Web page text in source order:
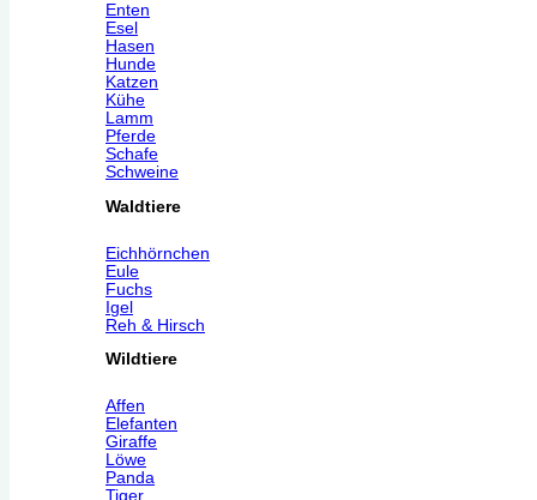
Enten
Esel
Hasen
Hunde
Katzen
Kühe
Lamm
Pferde
Schafe
Schweine
Waldtiere
Eichhörnchen
Eule
Fuchs
Igel
Reh & Hirsch
Wildtiere
Affen
Elefanten
Giraffe
Löwe
Panda
Tiger